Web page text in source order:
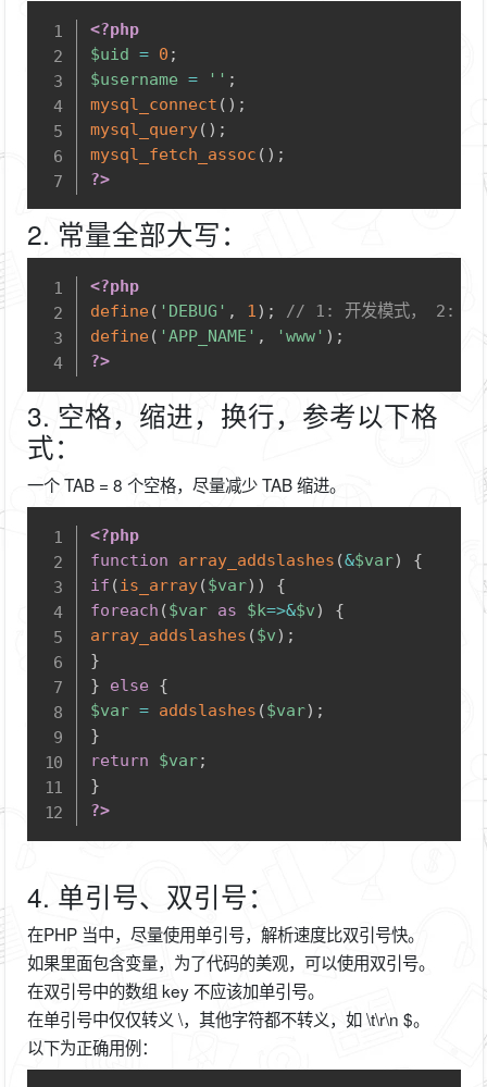
<?php
$uid = 0 ;
$username = '' ;
mysql_connect ( ) ;
mysql_query( ) ;
mysql_fetch_assoc ( ) ;
?>
2. 常量全部大写：
<?php
define( 'DEBUG' , 1) ;
// 1: 开发模式， 2: 线
define( 'APP_NAME' , 'www' ) ;
?>
3. 空格，缩进，换行，参考以下格
式：
一个 TAB = 8 个空格，尽量减少 TAB 缩进。
<?php
function
array_addslashes (&$var)
{
if (is_array($var) )
{
foreach ($var as $k=>&$v)
{
array_addslashes ($v) ;
}
}
else
{
$var = addslashes ($var) ;
}
return
$var;
}
?>
4. 单引号、双引号：
在PHP 当中，尽量使用单引号，解析速度比双引号快。
如果里面包含变量，为了代码的美观，可以使用双引号。
在双引号中的数组 key 不应该加单引号。
在单引号中仅仅转义 \，其他字符都不转义，如 \t\r\n $。
以下为正确用例：